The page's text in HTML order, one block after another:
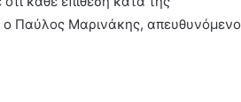
ο Παύλος Μαρινάκης, απευθυνόμενο